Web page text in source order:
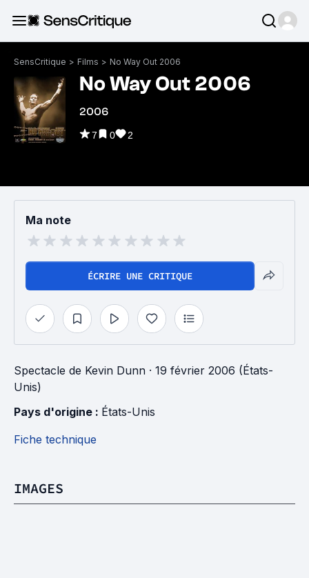
SensCritique > Films > No Way Out 2006
No Way Out 2006
2006
7 0 2
Ma note
ÉCRIRE UNE CRITIQUE
Spectacle de Kevin Dunn · 19 février 2006 (États-
Unis)
Pays d'origine : États-Unis
Fiche technique
IMAGES